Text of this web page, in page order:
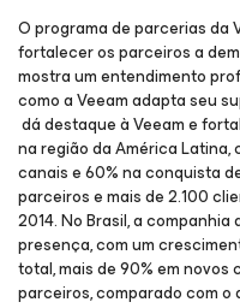
O programa de parcerias da
fortalecer os parceiros a
mostra um entendimento
como a Veeam adapta seu
dá destaque à Veeam e
na região da América Latina,
canais e 60% na conquista
parceiros e mais de 2.100
2014. No Brasil, a
presença, com um
total, mais de 90% em novos
parceiros, comparado com o